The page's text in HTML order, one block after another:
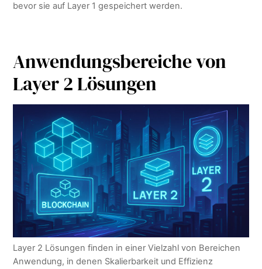
bevor sie auf Layer 1 gespeichert werden.
Anwendungsbereiche von
Layer 2 Lösungen
Layer 2 Lösungen finden in einer Vielzahl von Bereichen
Anwendung, in denen Skalierbarkeit und Effizienz